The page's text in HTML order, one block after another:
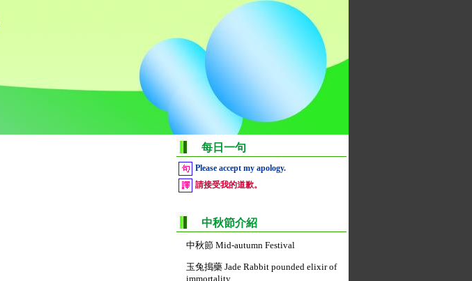
每日一句
Please accept my apology.
請接受我的道歉。
中秋節介紹
中秋節 Mid-autumn Festival
玉兔搗藥 Jade Rabbit pounded elixir of
immortality